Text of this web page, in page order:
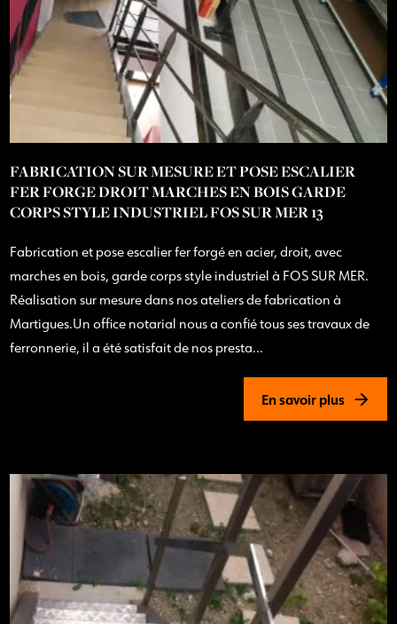
FABRICATION SUR MESURE ET POSE ESCALIER
FER FORGE DROIT MARCHES EN BOIS GARDE
CORPS STYLE INDUSTRIEL FOS SUR MER 13
Fabrication et pose escalier fer forgé en acier, droit, avec
marches en bois, garde corps style industriel à FOS SUR MER.
Réalisation sur mesure dans nos ateliers de fabrication à
Martigues.Un office notarial nous a confié tous ses travaux de
ferronnerie, il a été satisfait de nos presta...
En savoir plus